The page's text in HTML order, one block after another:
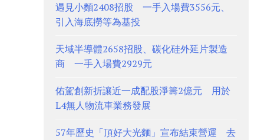
遇見小麵2408招股 一手入場費3556元、
引入海底撈等為基投
天域半導體2658招股、碳化硅外延片製造
商 一手入場費2929元
佑駕創新折讓近一成配股淨籌2億元 用於
L4無人物流車業務發展
57年歷史「頂好大光麵」宣布結束營運 去